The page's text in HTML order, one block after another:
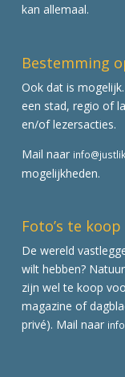
kan allemaal.
Bestemming
Ook dat is
een stad, regio of
en/of lezersacties.
Mail naar
mogelijkheden.
Foto’s te koop
De wereld
wilt hebben?
zijn wel te koop
magazine of
privé). Mail naar